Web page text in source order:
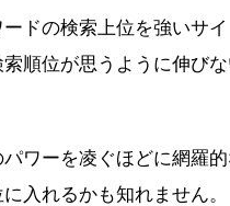
ドの検索上位を強いサ
順位が思うように伸び
ワーを凌ぐほどに網羅
入れるかも知れません。